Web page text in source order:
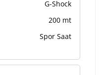
G-Shock
200 mt
Spor Saat